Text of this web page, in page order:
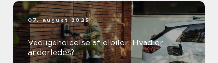
07. august 2025
Vedligeholdelse af elbiler: Hvad er
anderledes?